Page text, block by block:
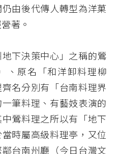
由後代傳人轉型為洋菓
著。
下決策中心」之稱的鶯
、原名「和洋卸料理柳
名分別有「台南料理界
筆料理、有藝妓表演的
鶯料理之所以有「地下
時屬高級料理亭，又位
台南州廳（今日台灣文